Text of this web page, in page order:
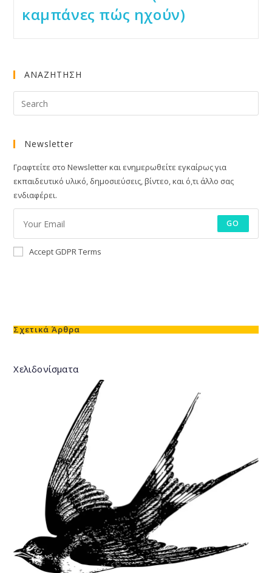
καμπάνες πώς ηχούν)
ΑΝΑΖΗΤΗΣΗ
Newsletter
Γραφτείτε στο Newsletter και ενημερωθείτε εγκαίρως για
εκπαιδευτικό υλικό, δημοσιεύσεις, βίντεο, και ό,τι άλλο σας
ενδιαφέρει.
GO
Accept GDPR Terms
Σχετικά Άρθρα
Χελιδονίσματα